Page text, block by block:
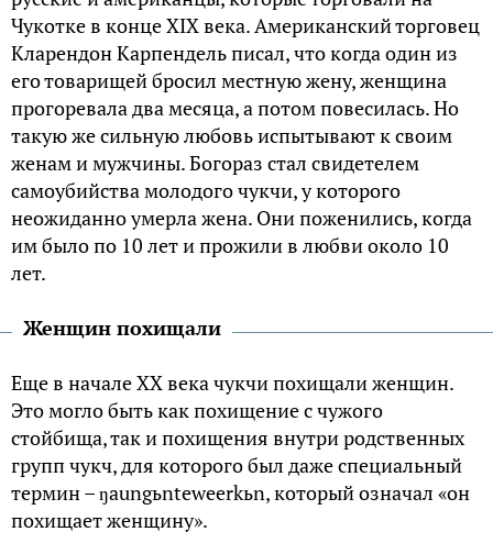
Чукотке в конце XIX века. Американский торговец
Кларендон Карпендель писал, что когда один из
его товарищей бросил местную жену, женщина
прогоревала два месяца, а потом повесилась. Но
такую же сильную любовь испытывают к своим
женам и мужчины. Богораз стал свидетелем
самоубийства молодого чукчи, у которого
неожиданно умерла жена. Они поженились, когда
им было по 10 лет и прожили в любви около 10
лет.
Женщин похищали
Еще в начале XX века чукчи похищали женщин.
Это могло быть как похищение с чужого
стойбища, так и похищения внутри родственных
групп чукч, для которого был даже специальный
термин – ŋaungьnteweerkьn, который означал «он
похищает женщину».